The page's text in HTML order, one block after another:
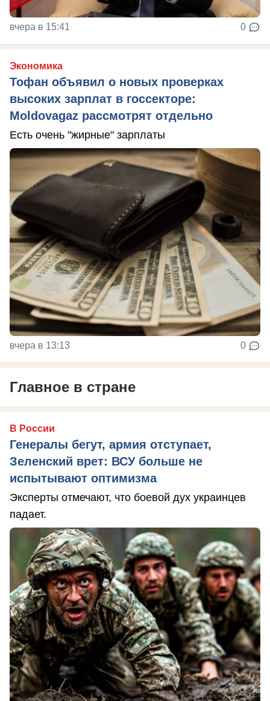
вчера в 15:41 0
Экономика
Тофан объявил о новых проверках
высоких зарплат в госсекторе:
Moldovagaz рассмотрят отдельно
Есть очень "жирные" зарплаты
вчера в 13:13 0
Главное в стране
В России
Генералы бегут, армия отступает,
Зеленский врет: ВСУ больше не
испытывают оптимизма
Эксперты отмечают, что боевой дух украинцев
падает.